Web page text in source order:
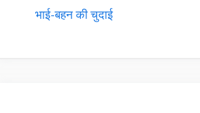
भाई-बहन की चुदाई